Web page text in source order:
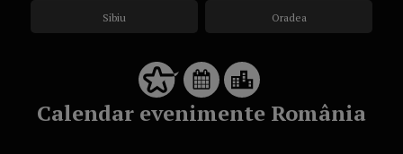
Sibiu Oradea
Calendar evenimente România